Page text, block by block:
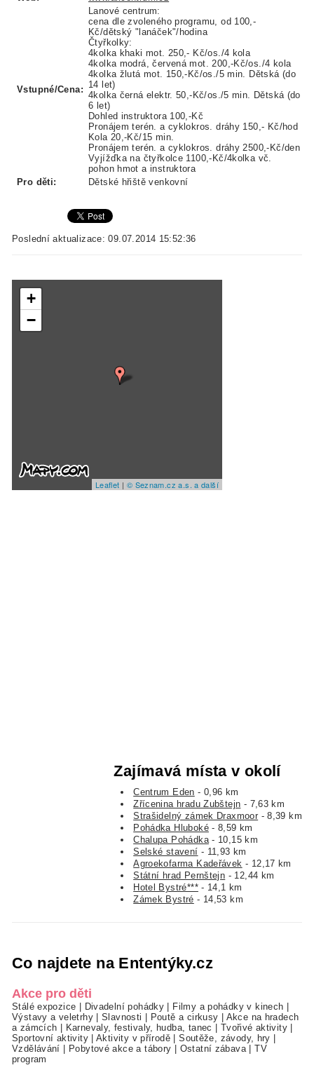
Vstupné/Cena:
Lanové centrum:
cena dle zvoleného programu, od 100,-
Kč/dětský "lanáček"/hodina
Čtyřkolky:
4kolka khaki mot. 250,- Kč/os./4 kola
4kolka modrá, červená mot. 200,-Kč/os./4 kola
4kolka žlutá mot. 150,-Kč/os./5 min. Dětská (do
14 let)
4kolka černá elektr. 50,-Kč/os./5 min. Dětská (do
6 let)
Dohled instruktora 100,-Kč
Pronájem terén. a cyklokros. dráhy 150,- Kč/hod
Kola 20,-Kč/15 min.
Pronájem terén. a cyklokros. dráhy 2500,-Kč/den
Vyjížďka na čtyřkolce 1100,-Kč/4kolka vč.
pohon hmot a instruktora
Pro děti:
Dětské hřiště venkovní
Poslední aktualizace: 09.07.2014 15:52:36
+
−
Leaflet | © Seznam.cz a.s. a další
Zajímavá místa v okolí
Centrum Eden - 0,96 km
Zřícenina hradu Zubštejn - 7,63 km
Strašidelný zámek Draxmoor - 8,39 km
Pohádka Hluboké- 8,59 km
Chalupa Pohádka- 10,15 km
Selské stavení - 11,93 km
Agroekofarma Kadeřávek - 12,17 km
Státní hrad Pernštejn - 12,44 km
Hotel Bystré***- 14,1 km
Zámek Bystré - 14,53 km
Co najdete na Ententýky.cz
Akce pro děti
Stálé expozice | Divadelní pohádky | Filmy a pohádky v kinech |
Výstavy a veletrhy|Slavnosti | Poutě a cirkusy | Akce na hradech
a zámcích | Karnevaly, festivaly, hudba, tanec | Tvořivé aktivity |
Sportovní aktivity|Aktivity v přírodě |Soutěže, závody, hry |
Vzdělávání | Pobytové akce a tábory | Ostatní zábava |TV
program